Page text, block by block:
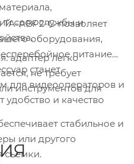
срок службы и
адаптер легко
не требует
инструментов для
стабильное и
или другого
съемки.
ABP2-G позволяет
оборудования,
питание
станет
видеооператоров и
и качество